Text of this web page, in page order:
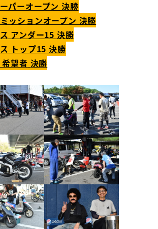
パーオープン 決勝
ッションオープン 決勝
アンダー15 決勝
トップ15 決勝
望者 決勝